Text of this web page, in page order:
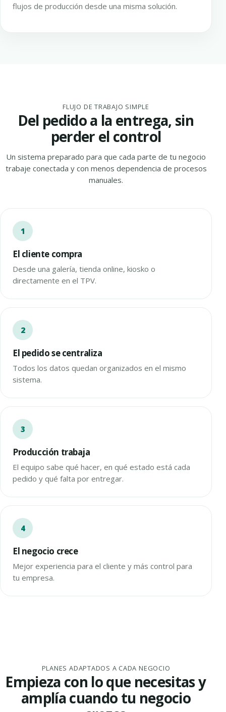
flujos de producción desde una misma solución.
FLUJO DE TRABAJO SIMPLE
Del pedido a la entrega, sin
perder el control
Un sistema preparado para que cada parte de tu negocio
trabaje conectada y con menos dependencia de procesos
manuales.
El cliente compra
Desde una galería, tienda online, kiosko o
directamente en el TPV.
El pedido se centraliza
Todos los datos quedan organizados en el mismo
sistema.
Producción trabaja
El equipo sabe qué hacer, en qué estado está cada
pedido y qué falta por entregar.
El negocio crece
Mejor experiencia para el cliente y más control para
tu empresa.
PLANES ADAPTADOS A CADA NEGOCIO
Empieza con lo que necesitas y
amplía cuando tu negocio